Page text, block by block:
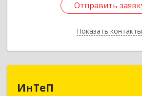
Отправить
Показать контакты
Отправить
Назад
ИнТеП